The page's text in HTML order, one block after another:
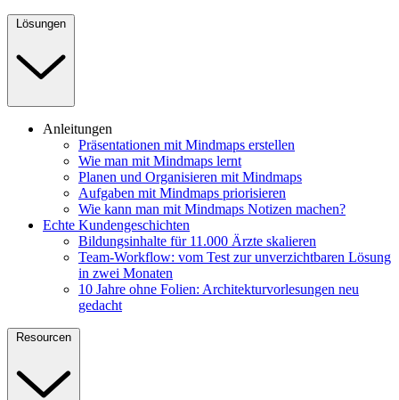
Lösungen
Anleitungen
Präsentationen mit Mindmaps erstellen
Wie man mit Mindmaps lernt
Planen und Organisieren mit Mindmaps
Aufgaben mit Mindmaps priorisieren
Wie kann man mit Mindmaps Notizen machen?
Echte Kundengeschichten
Bildungsinhalte für 11.000 Ärzte skalieren
Team-Workflow: vom Test zur unverzichtbaren Lösung
in zwei Monaten
10 Jahre ohne Folien: Architekturvorlesungen neu
gedacht
Resourcen